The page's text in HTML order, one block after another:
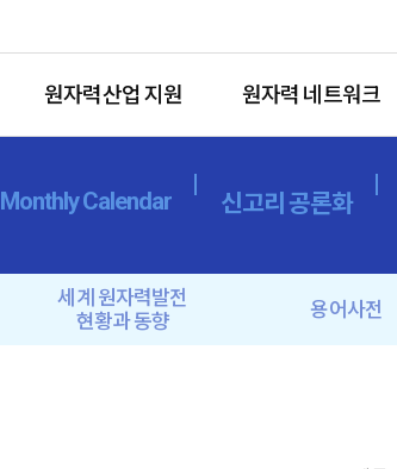
원자력산업 지원 원자력 네트워크
Monthly Calendar 신고리 공론화
세계 원자력발전
현황과 동향
용어사전